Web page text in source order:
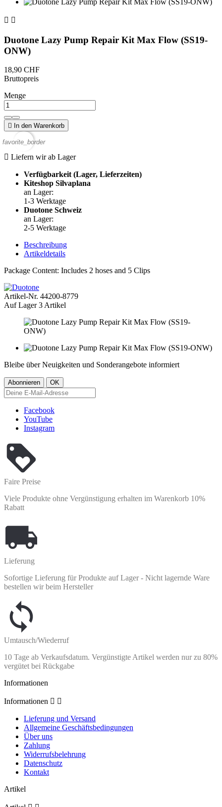
 
Duotone Lazy Pump Repair Kit Max Flow (SS19-
ONW)
18,90 CHF
Bruttopreis
Menge
 In den Warenkorb
favorite_border
 Liefern wir ab Lager
Verfügbarkeit (Lager, Lieferzeiten)
Kiteshop Silvaplana
an Lager:
1-3 Werktage
Duotone Schweiz
an Lager:
2-5 Werktage
Beschreibung
Artikeldetails
Package Content: Includes 2 hoses and 5 Clips
Artikel-Nr. 44200-8779
Auf Lager 3 Artikel
Bleibe über Neuigkeiten und Sonderangebote informiert
Facebook
YouTube
Instagram
Faire Preise
Viele Produkte ohne Vergünstigung erhalten im Warenkorb 10%
Rabatt
Lieferung
Sofortige Lieferung für Produkte auf Lager - Nicht lagernde Ware
bestellen wir beim Hersteller
Umtausch/Wiederruf
10 Tage ab Verkaufsdatum. Vergünstigte Artikel werden nur zu 80%
vergütet bei Rückgabe
Informationen
Informationen  
Lieferung und Versand
Allgemeine Geschäftsbedingungen
Über uns
Zahlung
Widerrufsbelehrung
Datenschutz
Kontakt
Artikel